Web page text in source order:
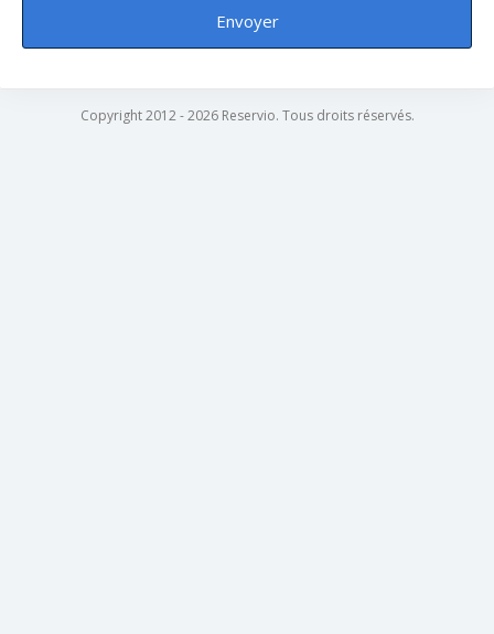
Envoyer
Copyright 2012 - 2026 Reservio. Tous droits réservés.